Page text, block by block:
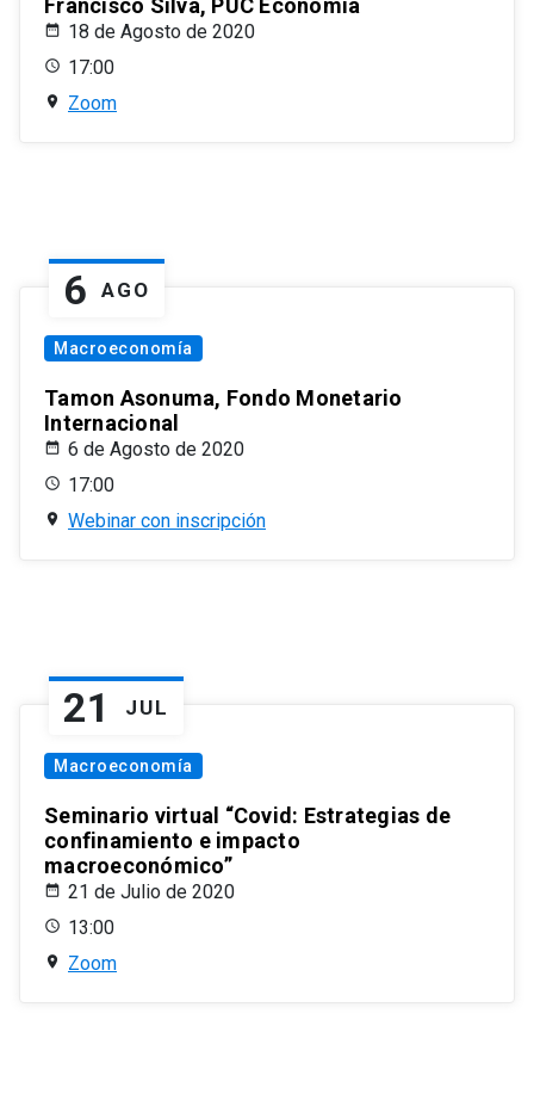
Francisco Silva, PUC Economía
18 de Agosto de 2020
17:00
Zoom
6 AGO
Macroeconomía
Tamon Asonuma, Fondo Monetario
Internacional
6 de Agosto de 2020
17:00
Webinar con inscripción
21 JUL
Macroeconomía
Seminario virtual “Covid: Estrategias de
confinamiento e impacto
macroeconómico”
21 de Julio de 2020
13:00
Zoom